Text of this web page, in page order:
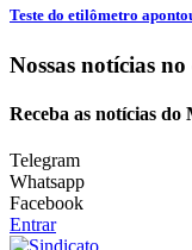
Teste do etilômetro
Nossas notícias no
Receba as notícias do
Telegram
Whatsapp
Facebook
Entrar